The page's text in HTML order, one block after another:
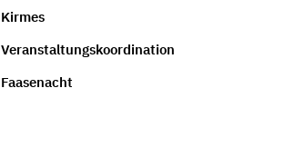
Kirmes
Veranstaltungskoordination
Faasenacht